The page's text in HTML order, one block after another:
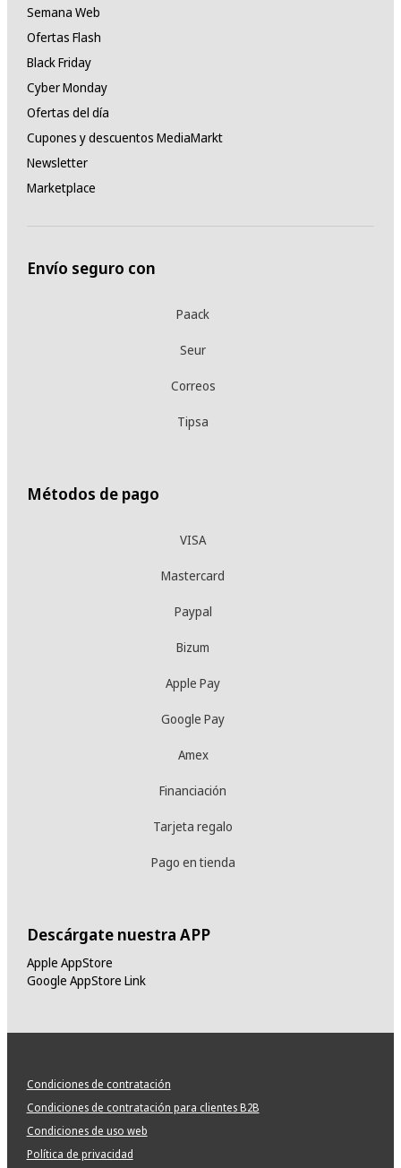
Semana Web
Ofertas Flash
Black Friday
Cyber Monday
Ofertas del día
Cupones y descuentos MediaMarkt
Newsletter
Marketplace
Envío seguro con
Paack
Seur
Correos
Tipsa
Métodos de pago
VISA
Mastercard
Paypal
Bizum
Apple Pay
Google Pay
Amex
Financiación
Tarjeta regalo
Pago en tienda
Descárgate nuestra APP
Apple AppStore
Google AppStore Link
Condiciones de contratación
Condiciones de contratación para clientes B2B
Condiciones de uso web
Política de privacidad